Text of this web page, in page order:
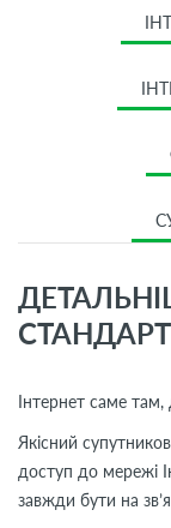
Інтернет саме
Якісний
доступ до мережі
завжди бути на